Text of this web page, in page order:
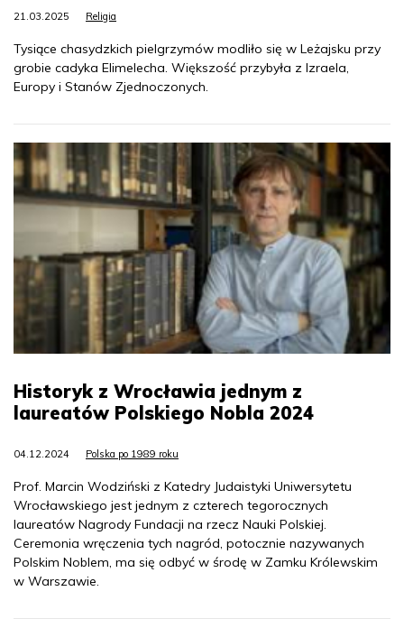
21.03.2025 Religia
Tysiące chasydzkich pielgrzymów modliło się w Leżajsku przy
grobie cadyka Elimelecha. Większość przybyła z Izraela,
Europy i Stanów Zjednoczonych.
Historyk z Wrocławia jednym z
laureatów Polskiego Nobla 2024
04.12.2024 Polska po 1989 roku
Prof. Marcin Wodziński z Katedry Judaistyki Uniwersytetu
Wrocławskiego jest jednym z czterech tegorocznych
laureatów Nagrody Fundacji na rzecz Nauki Polskiej.
Ceremonia wręczenia tych nagród, potocznie nazywanych
Polskim Noblem, ma się odbyć w środę w Zamku Królewskim
w Warszawie.